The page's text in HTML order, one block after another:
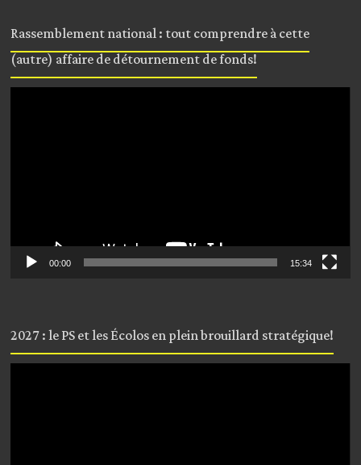
Rassemblement national : tout comprendre à cette
(autre) affaire de détournement de fonds!
00:00 15:34
2027 : le PS et les Écolos en plein brouillard stratégique!